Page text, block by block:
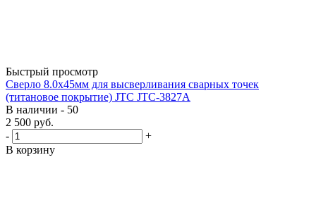
Быстрый просмотр
Сверло 8.0х45мм для высверливания сварных точек
(титановое покрытие) JTC JTC-3827A
В наличии - 50
2 500 руб.
-
+
В корзину